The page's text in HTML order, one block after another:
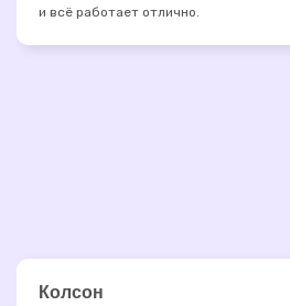
и всё работает отлично.
Колсон